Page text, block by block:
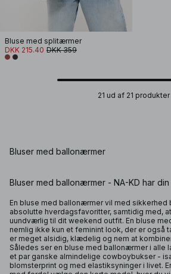
Bluse med splitærmer
DKK 215.40 DKK 359
21 ud af 21 produkter
Bluser med ballonærmer
Bluser med ballonærmer - NA-KD har
En bluse med ballonærmer vil med sikkerhed
absolutte hverdagsfavoritter, samtidig med,
uundværlig til dit weekend outfit. En bluse
nemlig ikke kun et feminint look, der er også
er meget alsidig, klædelig og nem at
Således ser en bluse med ballonærmer i alle
et par ganske almindelige cowboybukser -
blomsterprint og med elastiksyninger i livet.